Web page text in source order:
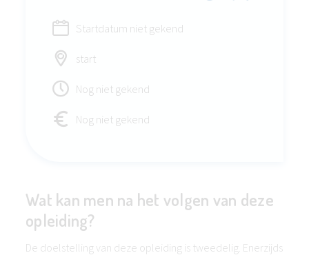
Startdatum niet gekend
start
Nog niet gekend
Nog niet gekend
Wat kan men na het volgen van deze
opleiding?
De doelstelling van deze opleiding is tweedelig. Enerzijds